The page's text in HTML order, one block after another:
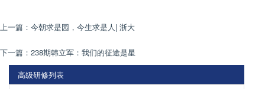
上一篇： 今朝求是园，今生求是人| 浙大
下一篇： 238期韩立军：我们的征途是星
高级研修列表